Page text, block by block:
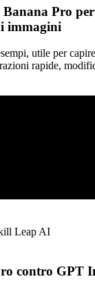
Pro per
immagini
utile per
rapide,
Leap AI
contro GPT